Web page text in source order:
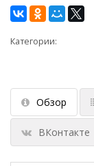
Категории:
Обзор
ВКонтакте